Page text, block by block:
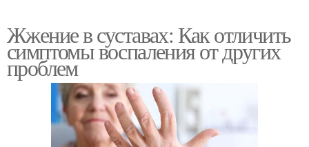
Жжение в суставах: Как отличить
симптомы воспаления от других
проблем